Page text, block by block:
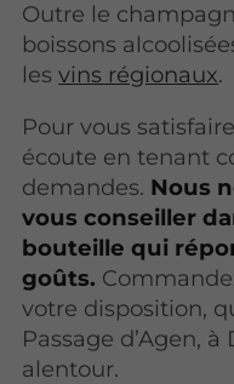
Outre le
boissons
lesvins régionaux.
Pour vous
écoute en tenant
demandes. Nous
vous conseiller
bouteille qui
goûts.
votre disposition,
Passage d’Agen,
alentour.